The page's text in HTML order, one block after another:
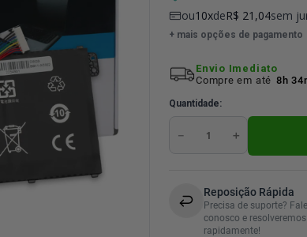
ou10 deR$ 21 ,04sem
+ mais opções de pagamento
Envio Imediato
Compre em até 8h
Quantidade
＋
－
Reposição Rápida
Precisa de suporte? Fale
conosco e resolveremos
rapidamente!